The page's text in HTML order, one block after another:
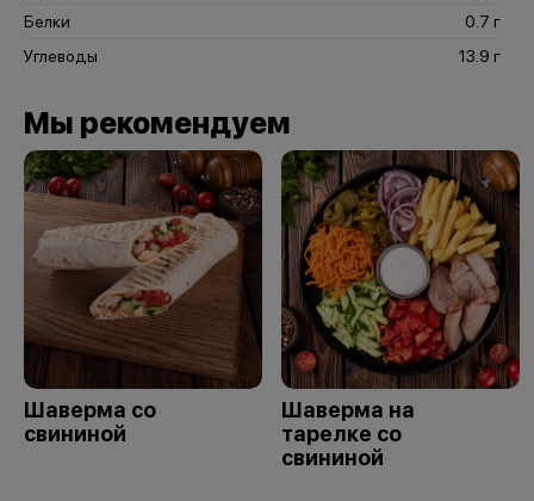
Белки
0.7 г
Углеводы
13.9 г
Мы рекомендуем
Шаверма со
свининой
Шаверма на
тарелке со
свининой